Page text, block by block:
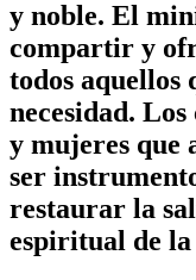
y noble. El
compartir y
todos aquellos
necesidad.
y mujeres que
ser
restaurar la
espiritual de